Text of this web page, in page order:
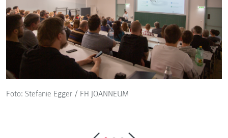
Foto: Stefanie Egger / FH JOANNEUM